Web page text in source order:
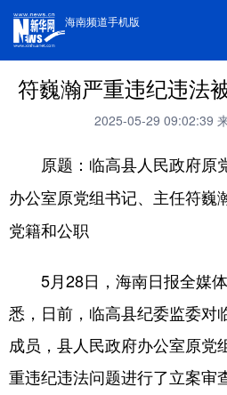
海南频道手机版
符巍瀚严重违纪违法
2025-05-29 09:02:39
原题：临高县人民政府原
办公室原党组书记、主任符巍
党籍和公职
5月28日，海南日报全媒体
悉，日前，临高县纪委监委对
成员，县人民政府办公室原党
重违纪违法问题进行了立案审